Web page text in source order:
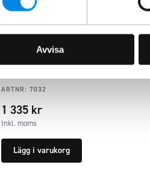
Avvisa
Vindavvisare Ford Ranger
2012+
ARTNR: 7032
1 335 kr
Inkl. moms
Lägg i varukorg